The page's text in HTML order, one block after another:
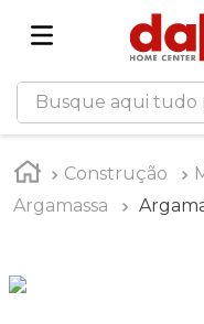
Busque aqui tudo
Construção
Argamassa